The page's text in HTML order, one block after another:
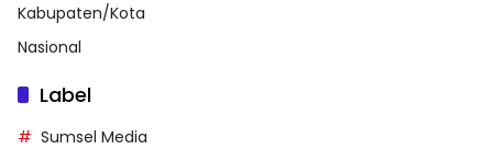
Kabupaten/Kota
Nasional
Label
Sumsel Media